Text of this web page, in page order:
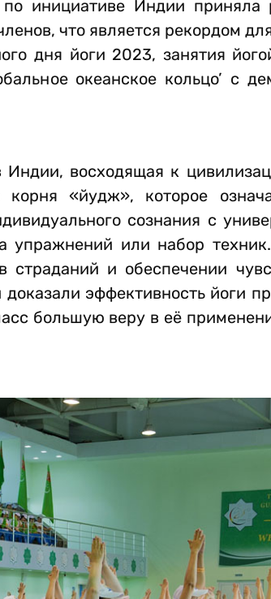
инициативе Индии приняла
что является рекордом
дня йоги 2023, занятия
океанское кольцо’ с
Индии, восходящая к
«йудж», которое
сознания с
или набор
страданий и обеспечении
эффективность йоги
большую веру в её